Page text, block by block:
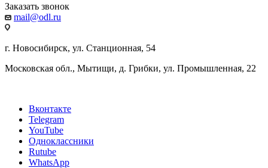
Заказать звонок
mail@odl.ru
г. Новосибирск, ул. Станционная, 54
Московская обл., Мытищи, д. Грибки, ул. Промышленная, 22
Вконтакте
Telegram
YouTube
Одноклассники
Rutube
WhatsApp